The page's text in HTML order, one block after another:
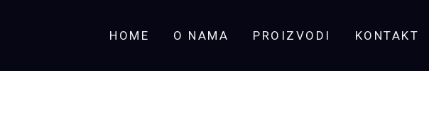
HOME O NAMA PROIZVODI KONTAKT
65x37cm